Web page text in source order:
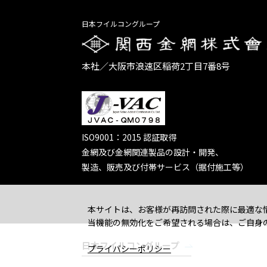
本サイトは、お客様が再訪問された際に最適
当機能の無効化をご希望される場合は、ご自
プライバシーポリシー
日本フイルコングループ
本社／大阪市浪速区稲荷2丁目7番8号
ISO9001：2015 認証取得
金網及び金網関連製品の設計・開発、
製造、販売及び付帯サービス（据付施工等）
日本フイルコングループ